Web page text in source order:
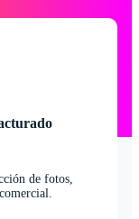
de fotos,